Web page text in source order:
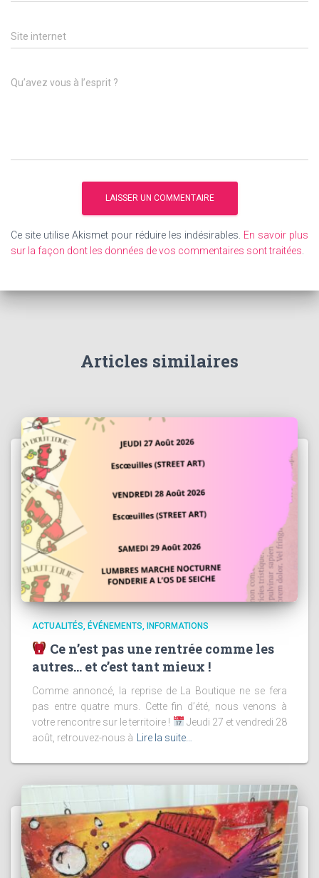
Site internet
Qu’avez vous à l’esprit ?
Ce site utilise Akismet pour réduire les indésirables. En savoir plus
sur la façon dont les données de vos commentaires sont traitées
Articles similaires
ACTUALITÉS ÉVÉNEMENTS INFORMATIONS
Ce n’est pas une rentrée comme les
autres… et c’est tant mieux !
Comme annoncé, la reprise de La Boutique ne se fera
pas entre quatre murs. Cette fin d’été, nous venons à
votre rencontre sur le territoire !
Jeudi 27 et vendredi 28
août, retrouvez-nous à
Lire la suite…